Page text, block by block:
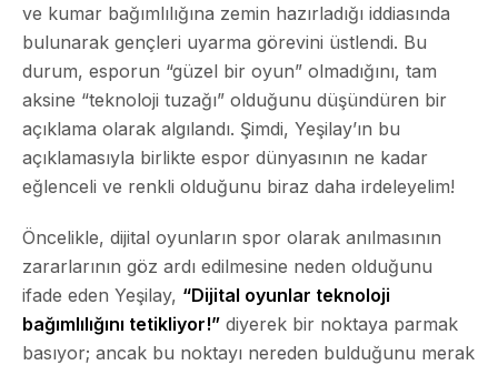
ve kumar bağımlılığına zemin hazırladığı iddiasında
bulunarak gençleri uyarma görevini üstlendi. Bu
durum, esporun “güzel bir oyun” olmadığını, tam
aksine “teknoloji tuzağı” olduğunu düşündüren bir
açıklama olarak algılandı. Şimdi, Yeşilay’ın bu
açıklamasıyla birlikte espor dünyasının ne kadar
eğlenceli ve renkli olduğunu biraz daha irdeleyelim!
Öncelikle, dijital oyunların spor olarak anılmasının
zararlarının göz ardı edilmesine neden olduğunu
ifade eden Yeşilay, “Dijital oyunlar teknoloji
bağımlılığını tetikliyor!” diyerek bir noktaya parmak
basıyor; ancak bu noktayı nereden bulduğunu merak